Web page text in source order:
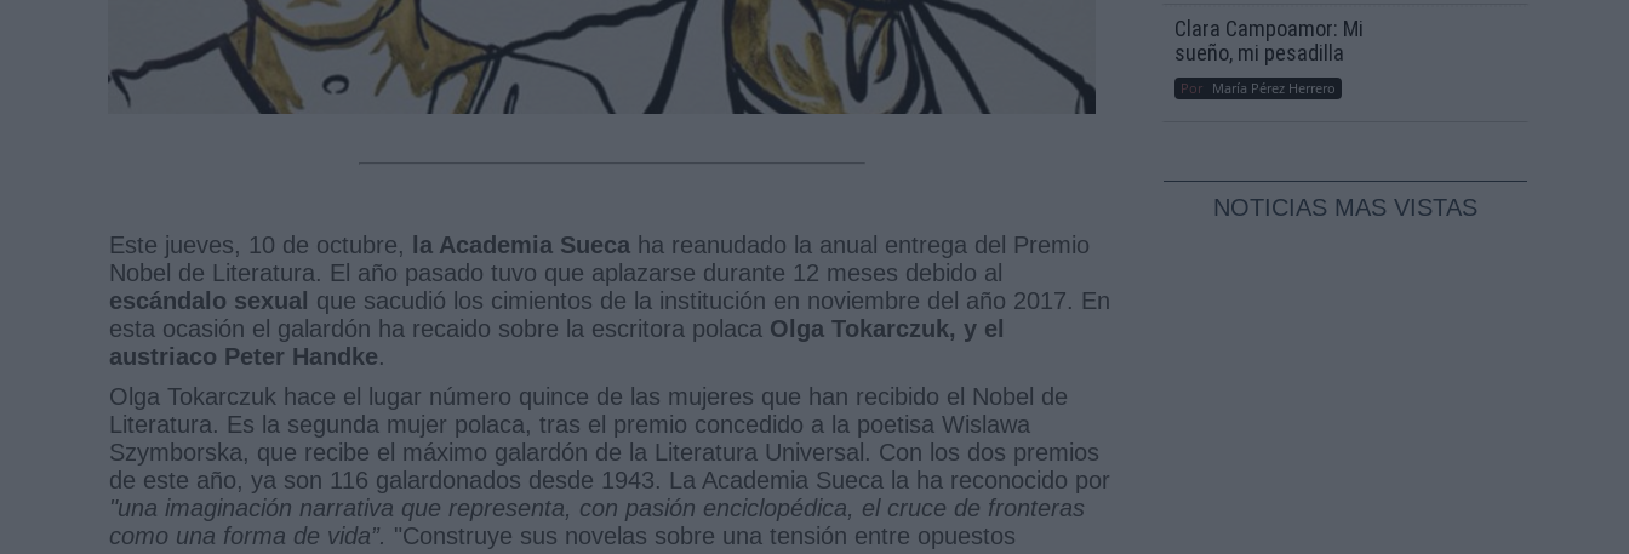
Este jueves, 10 de octubre, la Academia Sueca ha reanudado la anual entrega del Premio
Nobel de Literatura. El año pasado tuvo que aplazarse durante 12 meses debido al
escándalo sexual que sacudió los cimientos de la institución en noviembre del año 2017. En
esta ocasión el galardón ha recaido sobre la escritora polaca Olga Tokarczuk, y el
austriaco Peter Handke.
Olga Tokarczuk hace el lugar número quince de las mujeres que han recibido el Nobel de
Literatura. Es la segunda mujer polaca, tras el premio concedido a la poetisa Wislawa
Szymborska, que recibe el máximo galardón de la Literatura Universal. Con los dos premios
de este año, ya son 116 galardonados desde 1943. La Academia Sueca la ha reconocido por
"una imaginación narrativa que representa, con pasión enciclopédica, el cruce de fronteras
como una forma de vida”. "Construye sus novelas sobre una tensión entre opuestos
Clara Campoamor: Mi
sueño, mi pesadilla
Por María Pérez Herrero
NOTICIAS MAS VISTAS